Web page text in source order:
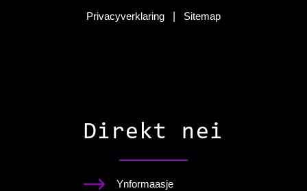
Privacyverklaring Sitemap
Direkt nei
Ynformaasje